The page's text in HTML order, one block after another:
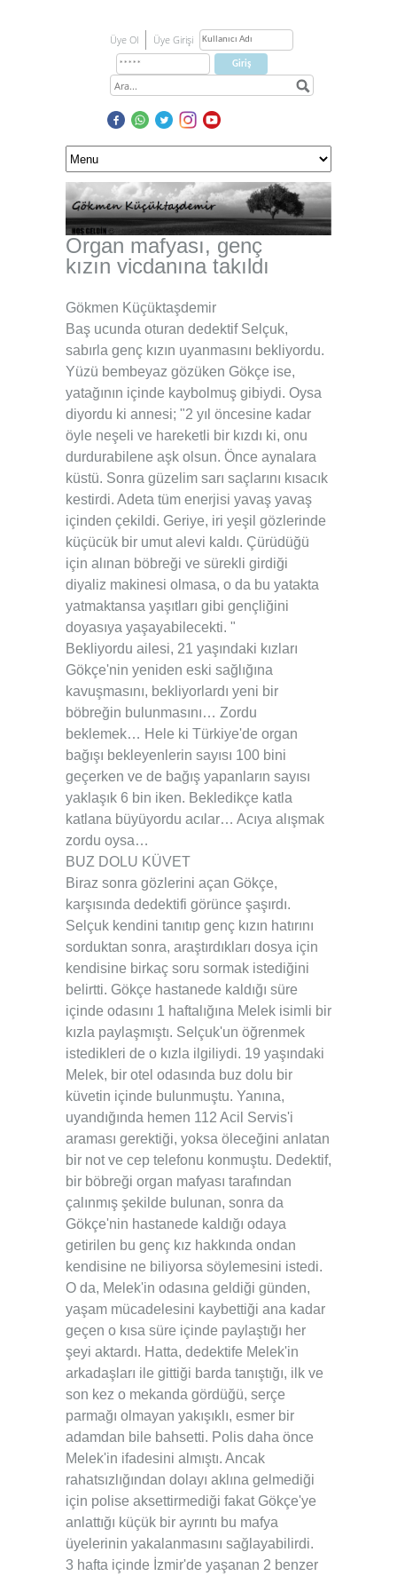
Üye Ol Üye Girişi
Organ mafyası, genç
kızın vicdanına takıldı
Gökmen Küçüktaşdemir
Baş ucunda oturan dedektif Selçuk,
sabırla genç kızın uyanmasını bekliyordu.
Yüzü bembeyaz gözüken Gökçe ise,
yatağının içinde kaybolmuş gibiydi. Oysa
diyordu ki annesi; "2 yıl öncesine kadar
öyle neşeli ve hareketli bir kızdı ki, onu
durdurabilene aşk olsun. Önce aynalara
küstü. Sonra güzelim sarı saçlarını kısacık
kestirdi. Adeta tüm enerjisi yavaş yavaş
içinden çekildi. Geriye, iri yeşil gözlerinde
küçücük bir umut alevi kaldı. Çürüdüğü
için alınan böbreği ve sürekli girdiği
diyaliz makinesi olmasa, o da bu yatakta
yatmaktansa yaşıtları gibi gençliğini
doyasıya yaşayabilecekti. "
Bekliyordu ailesi, 21 yaşındaki kızları
Gökçe'nin yeniden eski sağlığına
kavuşmasını, bekliyorlardı yeni bir
böbreğin bulunmasını… Zordu
beklemek… Hele ki Türkiye'de organ
bağışı bekleyenlerin sayısı 100 bini
geçerken ve de bağış yapanların sayısı
yaklaşık 6 bin iken. Bekledikçe katla
katlana büyüyordu acılar… Acıya alışmak
zordu oysa…
BUZ DOLU KÜVET
Biraz sonra gözlerini açan Gökçe,
karşısında dedektifi görünce şaşırdı.
Selçuk kendini tanıtıp genç kızın hatırını
sorduktan sonra, araştırdıkları dosya için
kendisine birkaç soru sormak istediğini
belirtti. Gökçe hastanede kaldığı süre
içinde odasını 1 haftalığına Melek isimli bir
kızla paylaşmıştı. Selçuk'un öğrenmek
istedikleri de o kızla ilgiliydi. 19 yaşındaki
Melek, bir otel odasında buz dolu bir
küvetin içinde bulunmuştu. Yanına,
uyandığında hemen 112 Acil Servis'i
araması gerektiği, yoksa öleceğini anlatan
bir not ve cep telefonu konmuştu. Dedektif,
bir böbreği organ mafyası tarafından
çalınmış şekilde bulunan, sonra da
Gökçe'nin hastanede kaldığı odaya
getirilen bu genç kız hakkında ondan
kendisine ne biliyorsa söylemesini istedi.
O da, Melek'in odasına geldiği günden,
yaşam mücadelesini kaybettiği ana kadar
geçen o kısa süre içinde paylaştığı her
şeyi aktardı. Hatta, dedektife Melek'in
arkadaşları ile gittiği barda tanıştığı, ilk ve
son kez o mekanda gördüğü, serçe
parmağı olmayan yakışıklı, esmer bir
adamdan bile bahsetti. Polis daha önce
Melek'in ifadesini almıştı. Ancak
rahatsızlığından dolayı aklına gelmediği
için polise aksettirmediği fakat Gökçe'ye
anlattığı küçük bir ayrıntı bu mafya
üyelerinin yakalanmasını sağlayabilirdi.
3 hafta içinde İzmir'de yaşanan 2 benzer